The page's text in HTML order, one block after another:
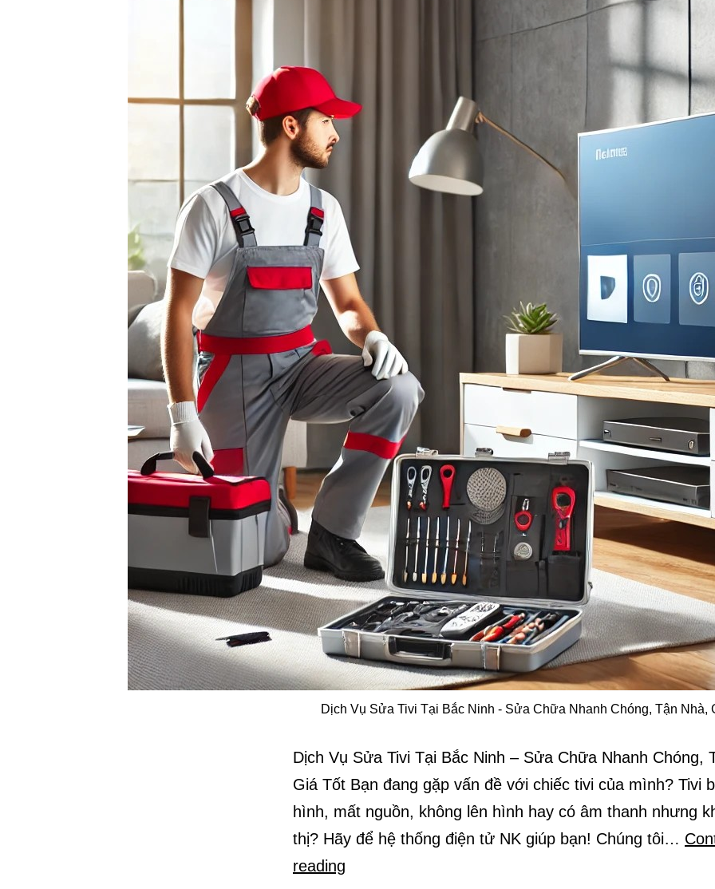
Dịch Vụ Sửa Tivi Tại Bắc Ninh - Sửa Chữa Nhanh Chóng, Tận Nhà,
Dịch Vụ Sửa Tivi Tại Bắc Ninh – Sửa Chữa Nhanh Chóng,
Giá Tốt Bạn đang gặp vấn đề với chiếc tivi của mình? Tivi
hình, mất nguồn, không lên hình hay có âm thanh nhưng
thị? Hãy để hệ thống điện tử NK giúp bạn! Chúng tôi…
reading